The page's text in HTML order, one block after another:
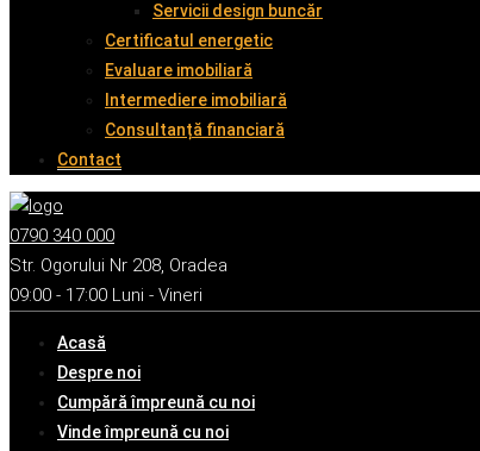
Servicii design buncăr
Certificatul energetic
Evaluare imobiliară
Intermediere imobiliară
Consultanță financiară
Contact
0790 340 000
Str. Ogorului Nr 208, Oradea
09:00 - 17:00 Luni - Vineri
Acasă
Despre noi
Cumpără împreună cu noi
Vinde împreună cu noi